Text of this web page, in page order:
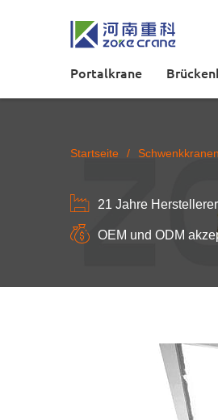
Portalkrane
Startseite / Schwenkkranen
21 Jahre
OEM und ODM